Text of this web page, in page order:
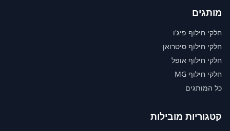
מותגים
חלקי חילוף פיג'ו
חלקי חילוף סיטרואן
חלקי חילוף אופל
חלקי חילוף MG
כל המותגים
קטגוריות מובילות